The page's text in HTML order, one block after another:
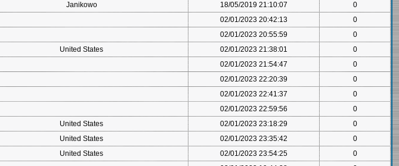
Janikowo 18/05/2019 21:10:07
0
02/01/2023 20:42:13
0
02/01/2023 20:55:59
0
United States 02/01/2023 21:38:01
0
02/01/2023 21:54:47
0
02/01/2023 22:20:39
0
02/01/2023 22:41:37
0
02/01/2023 22:59:56
0
United States 02/01/2023 23:18:29
0
United States 02/01/2023 23:35:42
0
United States 02/01/2023 23:54:25
0